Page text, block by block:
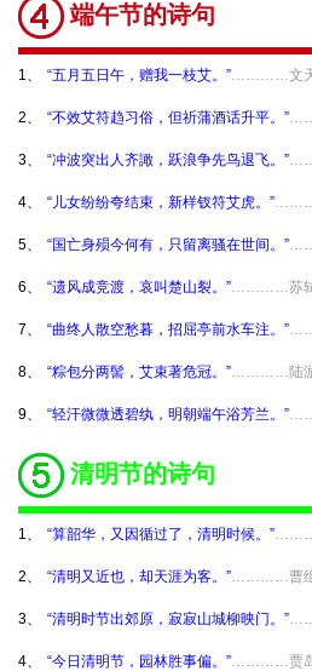
端午节的诗句
1、 “五月五日午，赠我一枝艾。”…………文天
2、 “不效艾符趋习俗，但祈蒲酒话升平。”
3、 “冲波突出人齐譀，跃浪争先鸟退飞。”
4、 “儿女纷纷夸结束，新样钗符艾虎。”
5、 “国亡身殒今何有，只留离骚在世间。”
6、 “遗风成竞渡，哀叫楚山裂。”…………苏轼
7、 “曲终人散空愁暮，招屈亭前水车注。”
8、 “粽包分两髻，艾束著危冠。”…………陆游
9、 “轻汗微微透碧纨，明朝端午浴芳兰。”
清明节的诗句
1、 “算韶华，又因循过了，清明时候。”
2、 “清明又近也，却天涯为客。”…………曹组
3、 “清明时节出郊原，寂寂山城柳映门。”
4、 “今日清明节，园林胜事偏。”…………贾岛